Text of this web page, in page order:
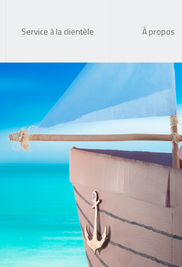
Service à la clientèle À propos